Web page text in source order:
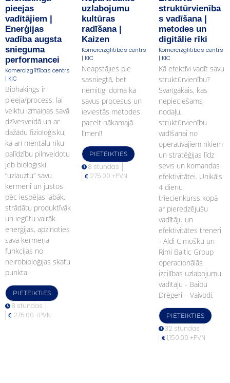
pieejas
vadītājiem |
Enerģijas
vadība augsta
snieguma
performancei
Komercizglītības centrs
| KIC
Biohakings ir
pieeja/process, lai
veiktu izmaiņas savā
dzīvesveidā un ar
dažādu fizioloģisku,
kā arī mentālu rīku
palīdzību pilnveidotu
jeb bioloģiski
“uzlauztu” savu
ķermeni un justos
pēc iespējas labāk,
strādātu produktīvāk
un iegūtu vairāk
enerģijas, apzinoties
sava ķermeņa
funkcijas no
neirobioloģijas skatu
punkta.
PIETEIKTIES
8 stundas
275.00 +PVN
uzlabojumu
kultūras
radīšana |
Kaizen
Komercizglītības centrs
| KIC
Neapstājies pie
sasniegtā, bet
nemitīgi domā kā
savus procesus un
ieviestās metodes
pacelt nākamajā
līmenī!
PIETEIKTIES
8 stundas
275.00 +PVN
struktūrvienība
s vadīšana |
metodes un
digitālie rīki
Komercizglītības centrs
| KIC
Kā efektīvi vadīt savu
struktūrvienību?
Svarīgākais, kas
nepieciešams
nodaļu,
struktūrvienību
vadīšanai no
operatīvajiem rīkiem
un stratēģijas līdz
sevis un komandas
efektivitātei. Unikāls
4 dienu
triecienkurss kopā
ar pieredzējušu
vadītāju un
efektivitātes treneri
- Aldi Cimošku un
Rimi Baltic Group
operacionālās
izcilības uzlabojumu
vadītāju - Baibu
Drēgeri – Vaivodi.
PIETEIKTIES
32 stundas
1,150.00 +PVN